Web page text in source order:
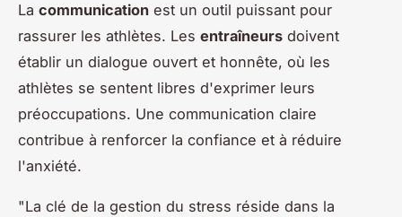
La communication est un outil puissant pour
rassurer les athlètes. Les entraîneurs doivent
établir un dialogue ouvert et honnête, où les
athlètes se sentent libres d'exprimer leurs
préoccupations. Une communication claire
contribue à renforcer la confiance et à réduire
l'anxiété.
"La clé de la gestion du stress réside dans la